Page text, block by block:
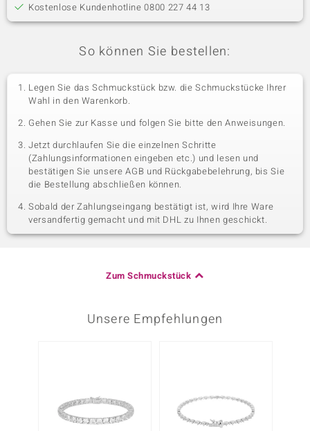
Kostenlose Kundenhotline 0800 227 44 13
So können Sie bestellen:
Legen Sie das Schmuckstück bzw. die Schmuckstücke Ihrer
Wahl in den Warenkorb.
Gehen Sie zur Kasse und folgen Sie bitte den Anweisungen.
Jetzt durchlaufen Sie die einzelnen Schritte
(Zahlungsinformationen eingeben etc.) und lesen und
bestätigen Sie unsere AGB und Rückgabebelehrung, bis Sie
die Bestellung abschließen können.
Sobald der Zahlungseingang bestätigt ist, wird Ihre Ware
versandfertig gemacht und mit DHL zu Ihnen geschickt.
Zum Schmuckstück
Unsere Empfehlungen